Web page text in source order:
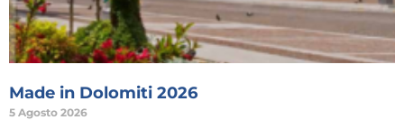
Made in Dolomiti 2026
5 Agosto 2026